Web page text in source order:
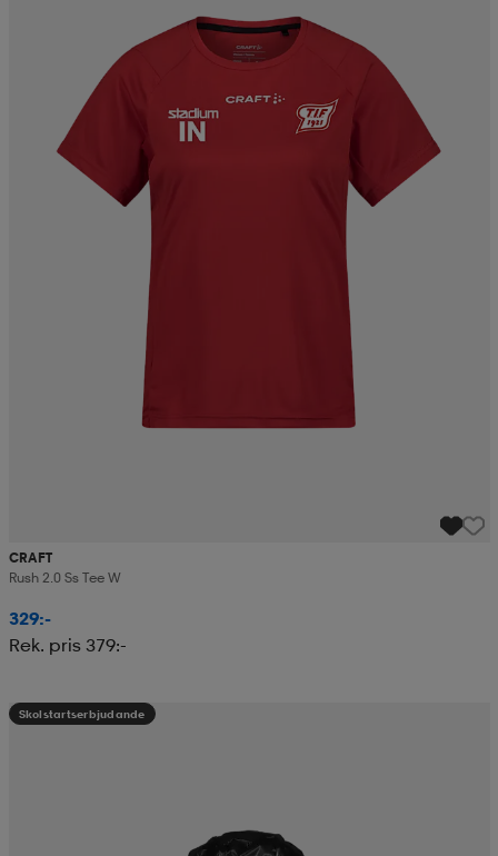
CRAFT
Rush 2.0 Ss Tee W
329:-
Rek. pris 379:-
Skolstartserbjudande